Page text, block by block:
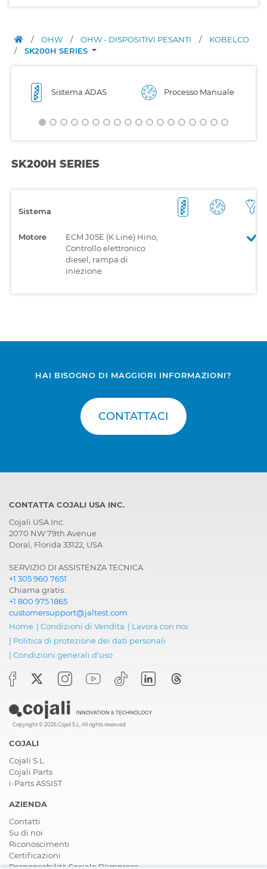
/ OHW / OHW - DISPOSITIVI PESANTI /
KOBELCO
/
SK200H SERIES
Sistema ADAS Processo Manuale
SK200H SERIES
Sistema
Motore
ECM J05E (K Line) Hino,
Controllo elettronico
diesel, rampa di
iniezione
HAI BISOGNO DI MAGGIORI INFORMAZIONI?
CONTATTACI
CONTATTA COJALI USA INC.
Cojali USA Inc.
2070 NW 79th Avenue
Doral, Florida 33122, USA
SERVIZIO DI ASSISTENZA TECNICA
+1 305 960 7651
Chiama gratis:
+1 800 975 1865
customersupport@jaltest.com
Home | Condizioni di Vendita | Lavora con noi
| Politica di protezione dei dati personali
| Condizioni generali d'uso
Copyright © 2026 Cojali S.L. All rights reserved
COJALI
Cojali S.L.
Cojali Parts
i-Parts ASSIST
AZIENDA
Contatti
Su di noi
Riconoscimenti
Certificazioni
Responsabilità Sociale D'impresa